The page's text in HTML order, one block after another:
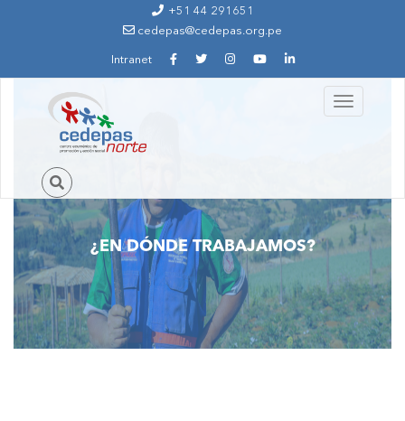
+51 44 291651
cedepas@cedepas.org.pe
Intranet
Toggle
navigation
¿EN DÓNDE TRABAJAMOS?